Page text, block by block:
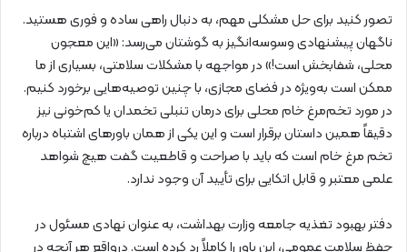
تصور کنید برای حل مشکلی مهم، به دنبال راهی ساده و فوری هستید.
ناگهان پیشنهادی وسوسه‌انگیز به گوشتان می‌رسد: «این معجون
محلی، شفابخش است!» در مواجهه با مشکلات سلامتی، بسیاری از ما
ممکن است به‌ویژه در فضای مجازی، با چنین توصیه‌هایی برخورد کنیم.
در مورد تخم‌مرغ خام محلی برای درمان تنبلی تخمدان یا کم‌خونی نیز
دقیقاً همین داستان برقرار است و این یکی از همان باورهای اشتباه درباره
تخم مرغ خام است که باید با صراحت و قاطعیت گفت هیچ شواهد
علمی معتبر و قابل اتکایی برای تأیید آن وجود ندارد.
دفتر بهبود تغذیه جامعه وزارت بهداشت، به عنوان نهادی مسئول در